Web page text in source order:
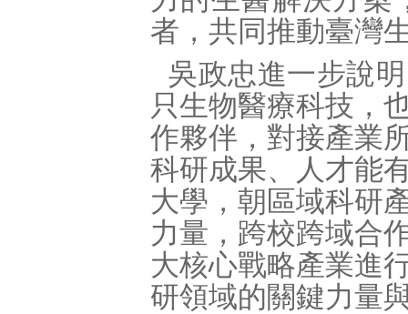
者，共同推動臺灣
吳政忠進一步說
只生物醫療科技，
作夥伴，對接產業
科研成果、人才能
大學，朝區域科研
力量，跨校跨域合
大核心戰略產業進
研領域的關鍵力量